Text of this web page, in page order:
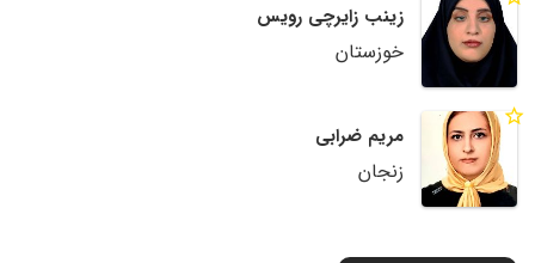
زینب زایرچی رویس
خوزستان
مریم ضرابی
زنجان